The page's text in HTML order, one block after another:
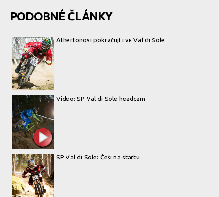
PODOBNÉ ČLÁNKY
Athertonovi pokračují i ve Val di Sole
Video: SP Val di Sole headcam
SP Val di Sole: Češi na startu